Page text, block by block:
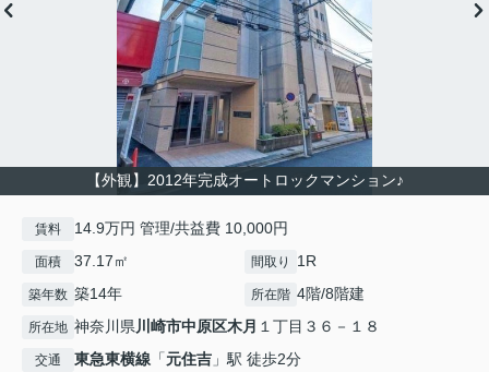
【外観】2012年完成オートロックマンション♪
賃料 14.9万円 管理/共益費 10,000円
面積 37.17㎡ 間取り 1R
築年数 築14年 所在階 4階/8階建
所在地 神奈川県川崎市中原区木月 １丁目３６－１８
交通 東急東横線 「元住吉 」駅 徒歩2分